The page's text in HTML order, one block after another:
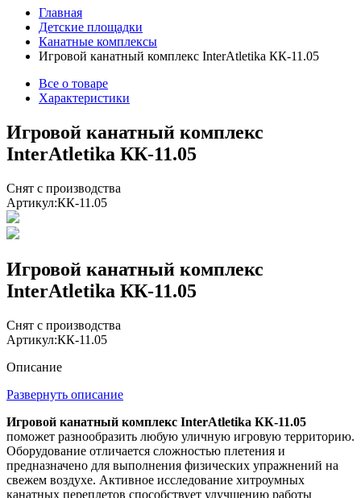
Главная
Детские площадки
Канатные комплексы
Игровой канатный комплекс InterAtletika КК-11.05
Все о товаре
Характеристики
Игровой канатный комплекс
InterAtletika КК-11.05
Снят с производства
Артикул:КК-11.05
Игровой канатный комплекс
InterAtletika КК-11.05
Снят с производства
Артикул:КК-11.05
Описание
Развернуть описание
Игровой канатный комплекс InterAtletika КК-11.05
поможет разнообразить любую уличную игровую территорию.
Оборудование отличается сложностью плетения и
предназначено для выполнения физических упражнений на
свежем воздухе. Активное исследование хитроумных
канатных переплетов способствует улучшению работы